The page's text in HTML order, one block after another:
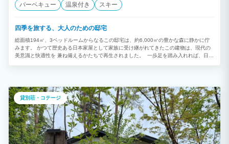
バーベキュー 温泉付き スキー
四季を旅する、大人のための邸宅
総面積194㎡、3ベッドルームからなるこの邸宅は、約6,000㎡の豊かな森に静かに佇
みます。 かつて歴史ある日本家屋として家族に受け継がれてきたこの建物は、現代の
美意識と快適性を 兼ね備えるかたちで再生されました。 一歩足を踏み入れれば、日本
貸別荘・コテージ